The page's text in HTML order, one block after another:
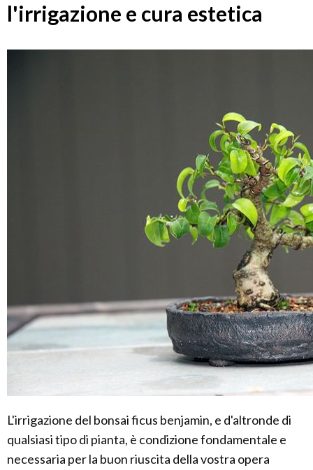
l'irrigazione e cura estetica
L'irrigazione del bonsai ficus benjamin, e d'altronde di
qualsiasi tipo di pianta, è condizione fondamentale e
necessaria per la buon riuscita della vostra opera